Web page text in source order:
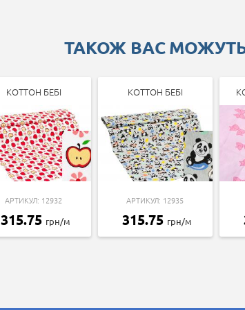
ТАКОЖ ВАС
КОТТОН БЕБІ
АРТИКУЛ: 12932
315.75 грн/м
КОТТОН БЕБІ
АРТИКУЛ: 12935
315.75 грн/м